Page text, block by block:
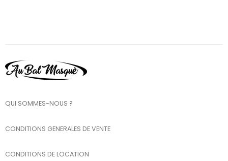
QUI SOMMES-NOUS ?
CONDITIONS GENERALES DE VENTE
CONDITIONS DE LOCATION